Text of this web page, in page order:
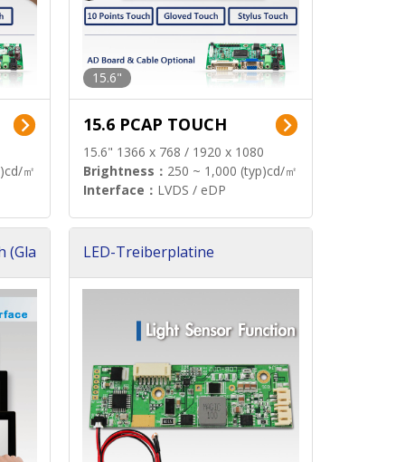
㎡
15.6"
15.6 PCAP TOUCH
15.6" 1366 x 768 / 1920 x 1080
Brightness： 250 ~ 1,000 (typ)cd/㎡
Interface： LVDS / eDP
(Gla LED-Treiberplatine